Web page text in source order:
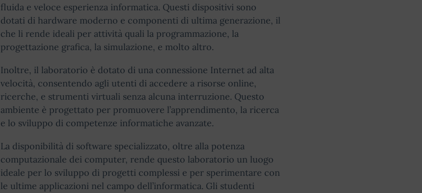
fluida e veloce esperienza informatica. Questi dispositivi sono
dotati di hardware moderno e componenti di ultima generazione, il
che li rende ideali per attività quali la programmazione, la
progettazione grafica, la simulazione, e molto altro.
Inoltre, il laboratorio è dotato di una connessione Internet ad alta
velocità, consentendo agli utenti di accedere a risorse online,
ricerche, e strumenti virtuali senza alcuna interruzione. Questo
ambiente è progettato per promuovere l’apprendimento, la ricerca
e lo sviluppo di competenze informatiche avanzate.
La disponibilità di software specializzato, oltre alla potenza
computazionale dei computer, rende questo laboratorio un luogo
ideale per lo sviluppo di progetti complessi e per sperimentare con
le ultime applicazioni nel campo dell’informatica. Gli studenti